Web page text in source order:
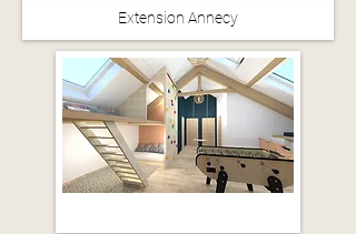
Extension Annecy